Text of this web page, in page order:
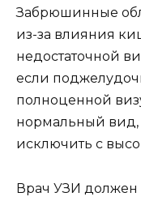
Забрюшинные
из-за влияния
недостаточной
если
полноценной
нормальный
исключить с
Врач УЗИ должен